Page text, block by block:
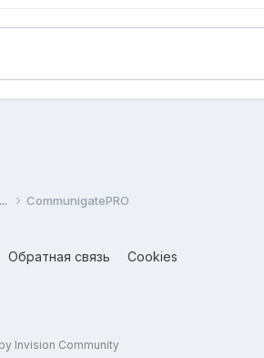
CommunigatePRO
Обратная связь
Cookies
Invision Community